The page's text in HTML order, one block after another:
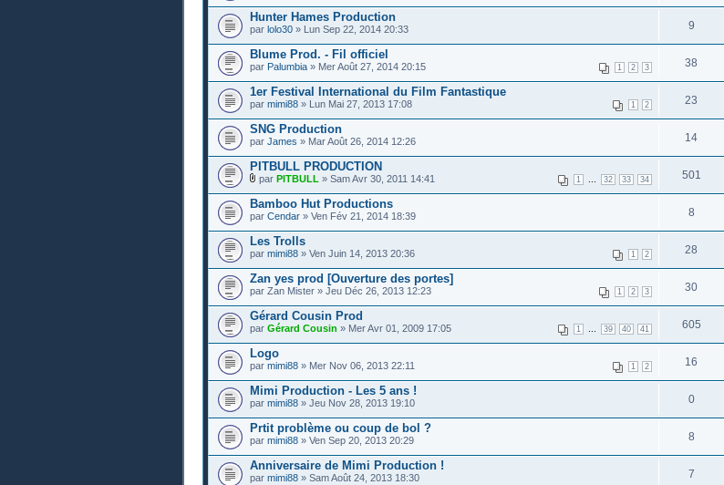
Hunter Hames Production
par lolo30 » Lun Sep 22, 2014 20:33 9
Blume Prod. - Fil officiel
1 2 3
par Palumbia » Mer Août 27, 2014 20:15 38
1er Festival International du Film Fantastique
1 2
par mimi88 » Lun Mai 27, 2013 17:08 23
SNG Production
par James » Mar Août 26, 2014 12:26 14
PITBULL PRODUCTION
1 32 33 34
par PITBULL » Sam Avr 30, 2011 14:41 501
Bamboo Hut Productions
par Cendar » Ven Fév 21, 2014 18:39 8
Les Trolls
1 2
par mimi88 » Ven Juin 14, 2013 20:36 28
Zan yes prod [Ouverture des portes]
1 2 3
par Zan Mister » Jeu Déc 26, 2013 12:23 30
Gérard Cousin Prod
1 39 40 41
par Gérard Cousin » Mer Avr 01, 2009 17:05 605
Logo
1 2
par mimi88 » Mer Nov 06, 2013 22:11 16
Mimi Production - Les 5 ans !
par mimi88 » Jeu Nov 28, 2013 19:10 0
Prtit problème ou coup de bol ?
par mimi88 » Ven Sep 20, 2013 20:29 8
Anniversaire de Mimi Production !
par mimi88 » Sam Août 24, 2013 18:30 7